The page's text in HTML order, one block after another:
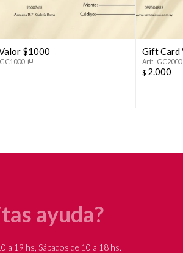
$1000 Gift Card
$ 2.000
ayuda?
a 19 hs, Sábados de 10 a 18 hs.